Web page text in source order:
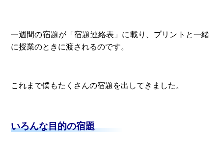
一週間の宿題が「宿題連絡表」に載り、プリントと一緒
に授業のときに渡されるのです。
これまで僕もたくさんの宿題を出してきました。
いろんな目的の宿題